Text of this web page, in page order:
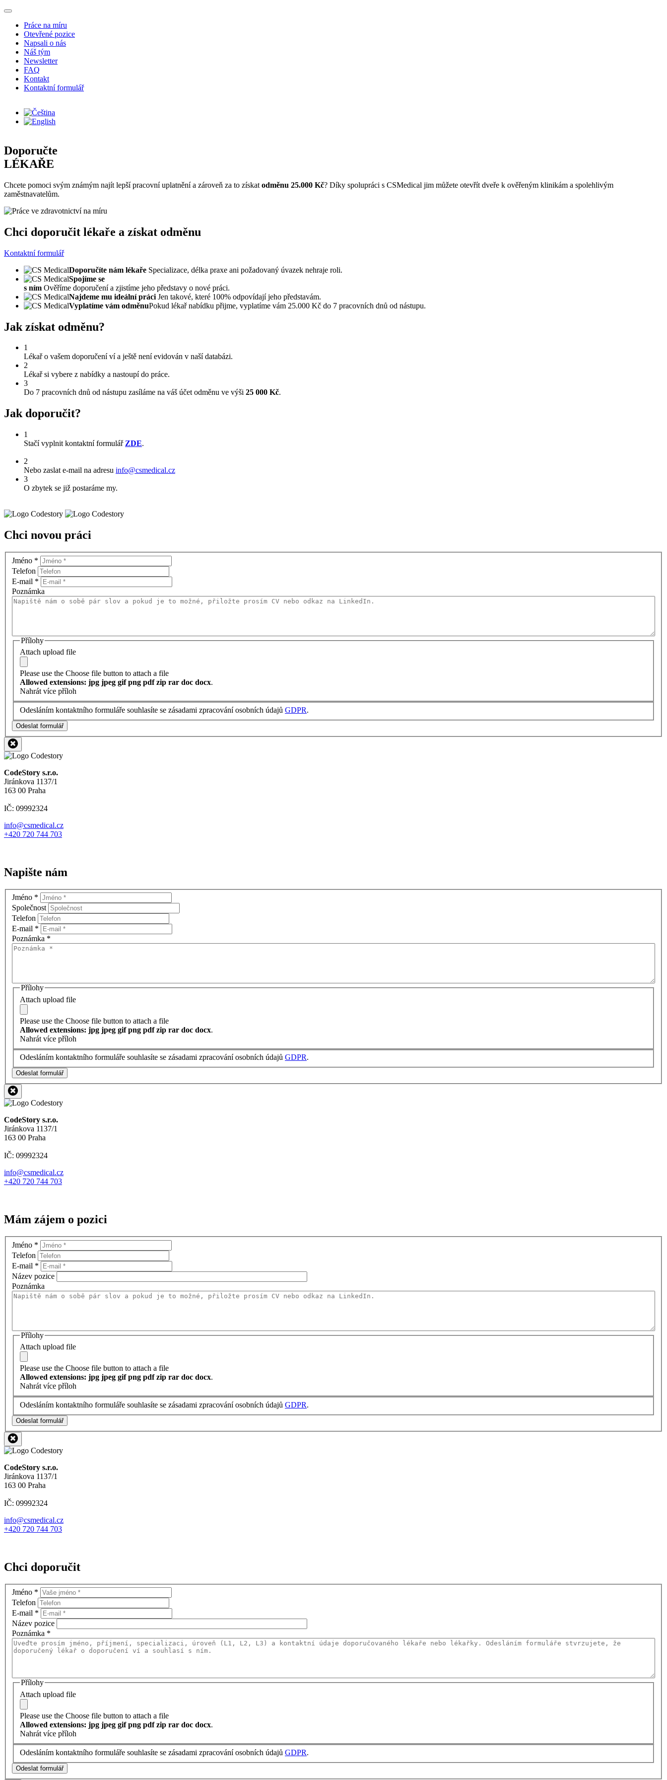
Přejít k hlavnímu obsahu
Práce na míru
Otevřené pozice
Napsali o nás
Náš tým
Newsletter
FAQ
Kontakt
Kontaktní formulář
Doporučte
LÉKAŘE
Chcete pomoci svým známým najít lepší pracovní uplatnění a zároveň za to získat odměnu 25.000 Kč? Díky spolupráci s CSMedical jim můžete otevřít dveře k ověřeným klinikám a spolehlivým
zaměstnavatelům.
Chci doporučit lékaře a získat odměnu
Kontaktní formulář
Doporučíte nám lékaře Specializace, délka praxe ani požadovaný úvazek nehraje roli.
Spojíme se
s ním Ověříme doporučení a zjistíme jeho představy o nové práci.
Najdeme mu ideální práci Jen takové, které 100% odpovídají jeho představám.
Vyplatíme vám odměnuPokud lékař nabídku přijme, vyplatíme vám 25.000 Kč do 7 pracovních dnů od nástupu.
Jak získat odměnu?
1
Lékař o vašem doporučení ví a ještě není evidován v naší databázi.
2
Lékař si vybere z nabídky a nastoupí do práce.
3
Do 7 pracovních dnů od nástupu zasíláme na váš účet odměnu ve výši 25 000 Kč.
Jak doporučit?
1
Stačí vyplnit kontaktní formulář ZDE.
2
Nebo zaslat e-mail na adresu info@csmedical.cz
3
O zbytek se již postaráme my.
Chci novou práci
Jméno *
Telefon
E-mail *
Poznámka
Přílohy
Attach upload file
Please use the Choose file button to attach a file
Allowed extensions: jpg jpeg gif png pdf zip rar doc docx.
Nahrát více příloh
Odesláním kontaktního formuláře souhlasíte se zásadami zpracování osobních údajů GDPR.
Odeslat formulář
CodeStory s.r.o.
Jiránkova 1137/1
163 00 Praha
IČ: 09992324
info@csmedical.cz
+420 720 744 703
Napište nám
Jméno *
Společnost
Telefon
E-mail *
Poznámka *
Přílohy
Attach upload file
Please use the Choose file button to attach a file
Allowed extensions: jpg jpeg gif png pdf zip rar doc docx.
Nahrát více příloh
Odesláním kontaktního formuláře souhlasíte se zásadami zpracování osobních údajů GDPR.
Odeslat formulář
CodeStory s.r.o.
Jiránkova 1137/1
163 00 Praha
IČ: 09992324
info@csmedical.cz
+420 720 744 703
Mám zájem o pozici
Jméno *
Telefon
E-mail *
Název pozice
Poznámka
Přílohy
Attach upload file
Please use the Choose file button to attach a file
Allowed extensions: jpg jpeg gif png pdf zip rar doc docx.
Nahrát více příloh
Odesláním kontaktního formuláře souhlasíte se zásadami zpracování osobních údajů GDPR.
Odeslat formulář
CodeStory s.r.o.
Jiránkova 1137/1
163 00 Praha
IČ: 09992324
info@csmedical.cz
+420 720 744 703
Chci doporučit
Jméno *
Telefon
E-mail *
Název pozice
Poznámka *
Přílohy
Attach upload file
Please use the Choose file button to attach a file
Allowed extensions: jpg jpeg gif png pdf zip rar doc docx.
Nahrát více příloh
Odesláním kontaktního formuláře souhlasíte se zásadami zpracování osobních údajů GDPR.
Odeslat formulář